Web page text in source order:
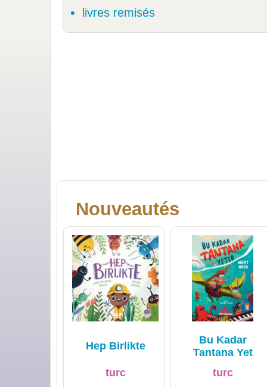
livres remisés
Nouveautés
Hep Birlikte
turc
Bu Kadar
Tantana Yet
turc